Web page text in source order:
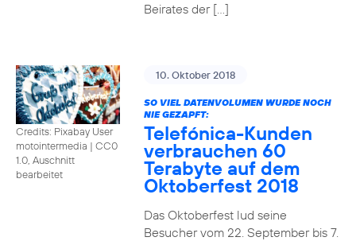
Beirates der […]
Credits: Pixabay User
motointermedia | CC0
1.0, Auschnitt
bearbeitet
10. Oktober 2018
SO VIEL DATENVOLUMEN WURDE NOCH
NIE GEZAPFT:
Telefónica-Kunden
verbrauchen 60
Terabyte auf dem
Oktoberfest 2018
Das Oktoberfest lud seine
Besucher vom 22. September bis 7.